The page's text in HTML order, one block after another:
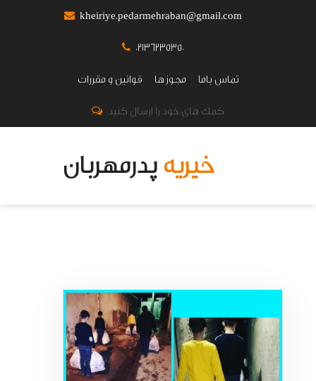
kheiriye.pedarmehraban@gmail.com
02136235350
قوانین و مقررات
مجوز ها
تماس باما
کمک های خود را ارسال کنید
خیریهپدرمهربان